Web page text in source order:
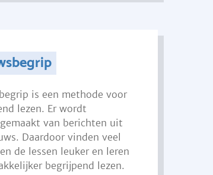
is een methode voor
lezen. Er wordt
van berichten uit
Daardoor vinden veel
de lessen leuker en leren
begrijpend lezen.